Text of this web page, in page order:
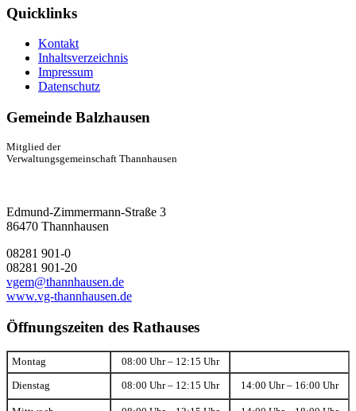
Quicklinks
Kontakt
Inhaltsverzeichnis
Impressum
Datenschutz
Gemeinde Balzhausen
Mitglied der
Verwaltungsgemeinschaft Thannhausen
Edmund-Zimmermann-Straße 3
86470 Thannhausen
08281 901-0
08281 901-20
vgem@thannhausen.de
www.vg-thannhausen.de
Öffnungszeiten des Rathauses
Montag 08:00 Uhr – 12:15 Uhr
Dienstag 08:00 Uhr – 12:15 Uhr 14:00 Uhr – 16:00 Uhr